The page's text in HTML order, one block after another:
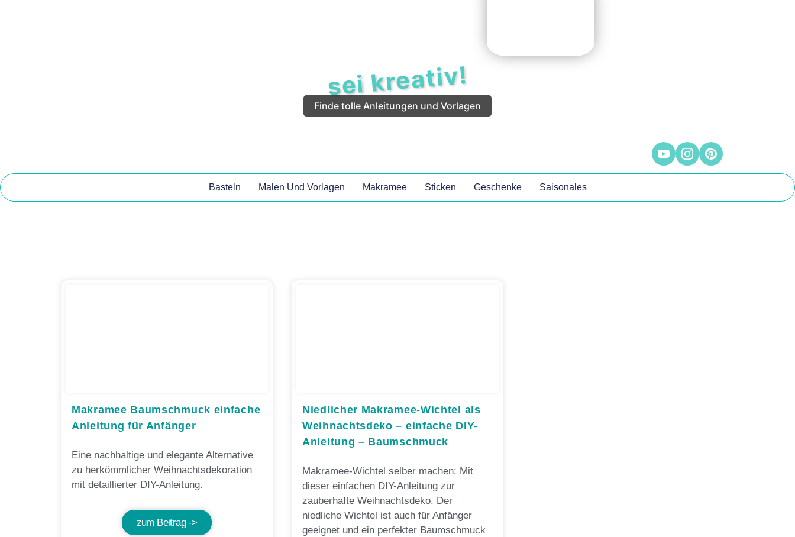
sei kreativ!
Finde tolle Anleitungen und Vorlagen
Basteln Malen Und Vorlagen Makramee Sticken Geschenke Saisonales
Makramee Baumschmuck einfache
Anleitung für Anfänger
Eine nachhaltige und elegante Alternative
zu herkömmlicher Weihnachtsdekoration
mit detaillierter DIY-Anleitung.
zum Beitrag ->
Niedlicher Makramee-Wichtel als
Weihnachtsdeko – einfache DIY-
Anleitung – Baumschmuck
Makramee-Wichtel selber machen: Mit
dieser einfachen DIY-Anleitung zur
zauberhafte Weihnachtsdeko. Der
niedliche Wichtel ist auch für Anfänger
geeignet und ein perfekter Baumschmuck